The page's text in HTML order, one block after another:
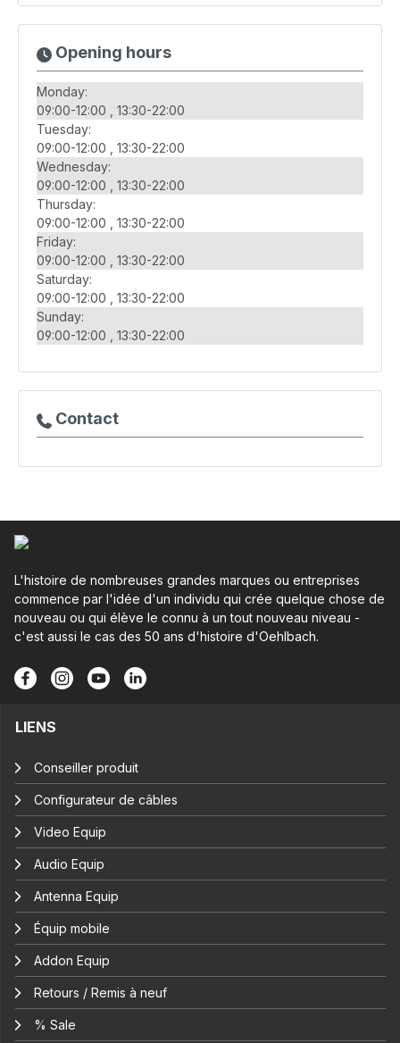
Opening hours
Monday:
09:00-12:00
13:30-22:00
Tuesday:
09:00-12:00
13:30-22:00
Wednesday:
09:00-12:00
13:30-22:00
Thursday:
09:00-12:00
13:30-22:00
Friday:
09:00-12:00
13:30-22:00
Saturday:
09:00-12:00
13:30-22:00
Sunday:
09:00-12:00
13:30-22:00
Contact
L'histoire de nombreuses grandes marques ou entreprises
commence par l'idée d'un individu qui crée quelque chose de
nouveau ou qui élève le connu à un tout nouveau niveau -
c'est aussi le cas des 50 ans d'histoire d'Oehlbach.
LIENS
Conseiller produit
Configurateur de câbles
Video Equip
Audio Equip
Antenna Equip
Équip mobile
Addon Equip
Retours / Remis à neuf
% Sale